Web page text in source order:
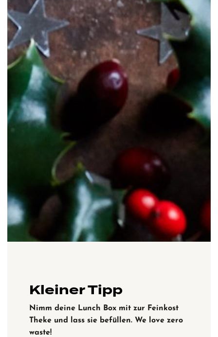
Kleiner Tipp
Nimm deine Lunch Box mit zur Feinkost
Theke und lass sie befüllen. We love zero
waste!